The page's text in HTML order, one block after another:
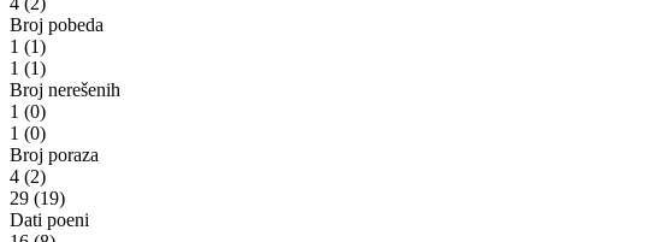
Broj pobeda
1 (1)
1 (1)
Broj nerešenih
1 (0)
1 (0)
Broj poraza
4 (2)
29 (19)
Dati poeni